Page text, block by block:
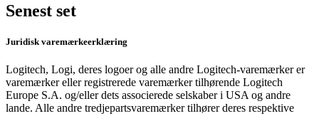
Senest set
Juridisk varemærkeerklæring
Logitech, Logi, deres logoer og alle andre Logitech-varemærker er
varemærker eller registrerede varemærker tilhørende Logitech
Europe S.A. og/eller dets associerede selskaber i USA og andre
lande. Alle andre tredjepartsvaremærker tilhører deres respektive